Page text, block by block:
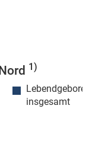
1)
insgesamt